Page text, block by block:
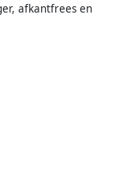
afkantfrees en